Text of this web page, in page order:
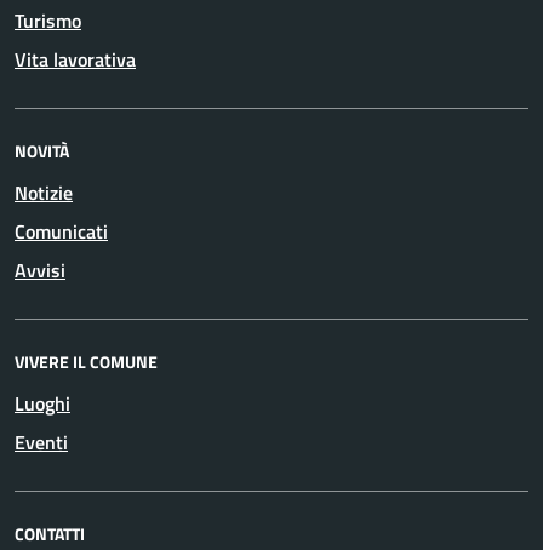
Turismo
Vita lavorativa
NOVITÀ
Notizie
Comunicati
Avvisi
VIVERE IL COMUNE
Luoghi
Eventi
CONTATTI